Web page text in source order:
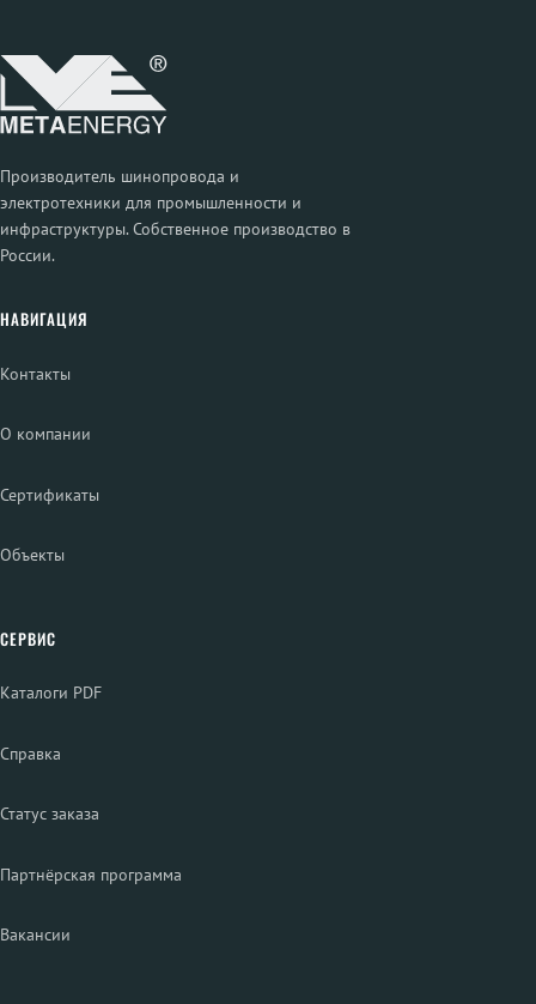
Производитель шинопровода и
электротехники для промышленности и
инфраструктуры. Собственное производство в
России.
НАВИГАЦИЯ
Контакты
О компании
Сертификаты
Объекты
СЕРВИС
Каталоги PDF
Справка
Статус заказа
Партнёрская программа
Вакансии